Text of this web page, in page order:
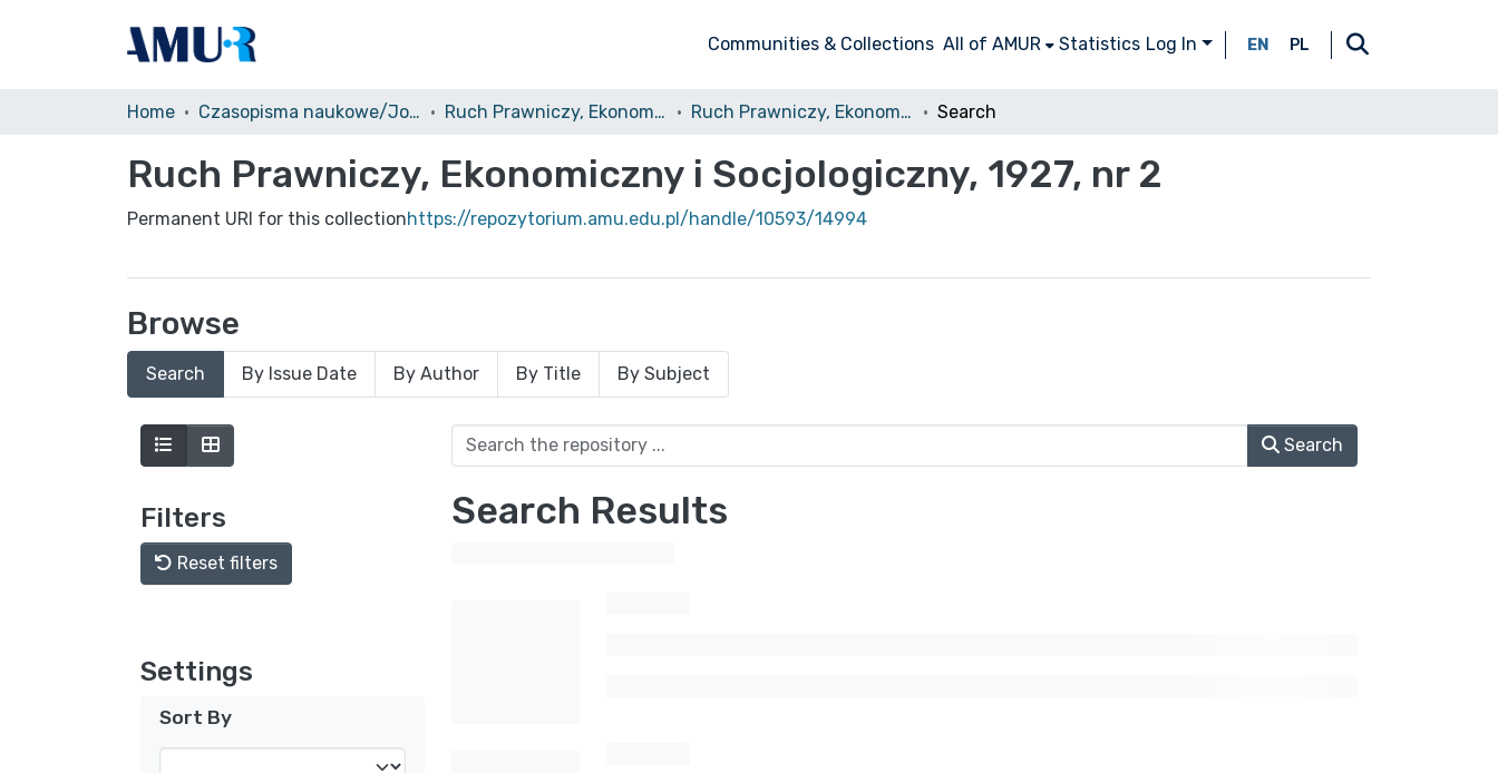
Communities & Collections All of AMUR Statistics Log In EN PL
Home Czasopisma naukowe/Journals Ruch Prawniczy, Ekonomiczny i Socjologiczny Ruch Prawniczy, Ekonomiczny i Socjologiczny, 1927, nr 2 Search
Ruch Prawniczy, Ekonomiczny i Socjologiczny, 1927, nr 2
Permanent URI for this collectionhttps://repozytorium.amu.edu.pl/handle/10593/14994
Browse
Search By Issue Date By Author By Title By Subject
Filters
Reset filters
Settings
Sort By
Search
Search Results